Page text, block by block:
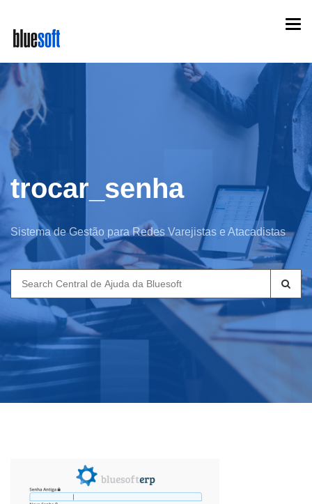
main
content
trocar_senha
Sistema de Gestão para Redes Varejistas e Atacadistas
Search
for: